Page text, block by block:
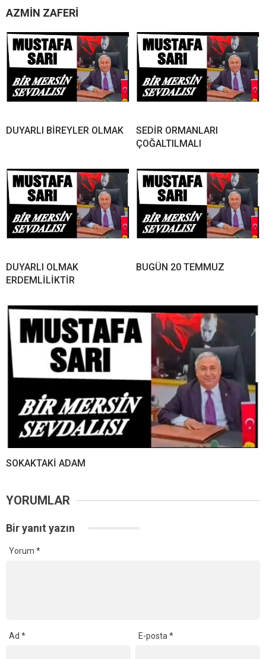
AZMİN ZAFERİ
DUYARLI BİREYLER OLMAK
SEDİR ORMANLARI
ÇOĞALTILMALI
DUYARLI OLMAK
ERDEMLİLİKTİR
BUGÜN 20 TEMMUZ
SOKAKTAKİ ADAM
YORUMLAR
Bir yanıt yazın
Yorum *
Ad * E-posta*